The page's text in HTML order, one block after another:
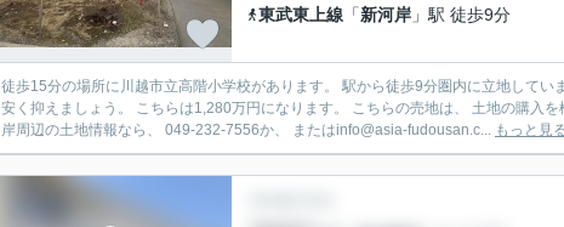
東武東上線 「新河岸 」駅 徒歩9分
徒歩15分の場所に川越市立高階小学校があります。 駅から徒歩9分圏内に立地して
安く抑えましょう。 こちらは1,280万円になります。 こちらの売地は、 土地の購入
岸周辺の土地情報なら、 049-232-7556か、 またはinfo@asia-fudousan.c... もっと見